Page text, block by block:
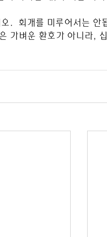
회개를 미루어서는 안
가벼운 환호가 아니라,